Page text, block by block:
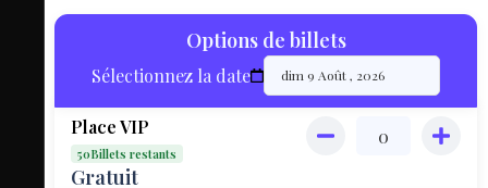
LIVE
MAP
Options de billets
Sélectionnez la date
Place VIP
50Billets restants
Gratuit